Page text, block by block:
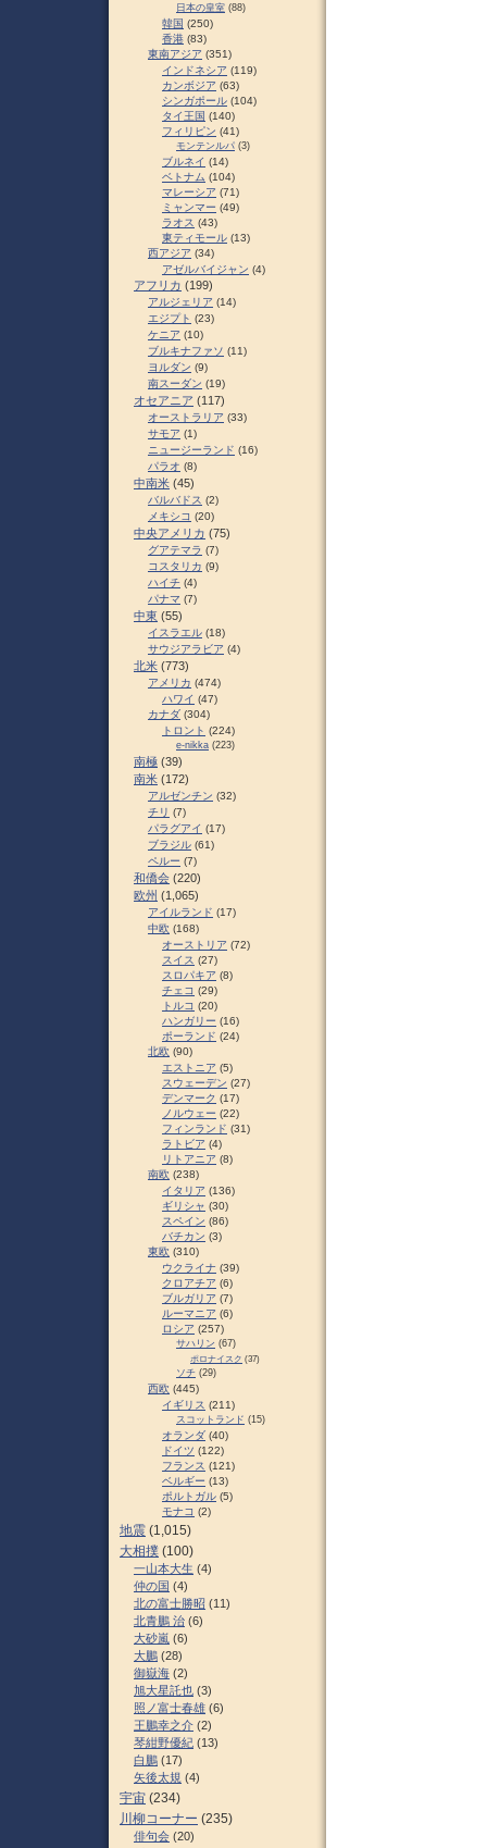
日本の皇室 (88)
韓国 (250)
香港 (83)
東南アジア (351)
インドネシア (119)
カンボジア (63)
シンガポール (104)
タイ王国 (140)
フィリピン (41)
モンテンルパ (3)
ブルネイ (14)
ベトナム (104)
マレーシア (71)
ミャンマー (49)
ラオス (43)
東ティモール (13)
西アジア (34)
アゼルバイジャン (4)
アフリカ (199)
アルジェリア (14)
エジプト (23)
ケニア (10)
ブルキナファソ (11)
ヨルダン (9)
南スーダン (19)
オセアニア (117)
オーストラリア (33)
サモア (1)
ニュージーランド (16)
パラオ (8)
中南米 (45)
バルバドス (2)
メキシコ (20)
中央アメリカ (75)
グアテマラ (7)
コスタリカ (9)
ハイチ (4)
パナマ (7)
中東 (55)
イスラエル (18)
サウジアラビア (4)
北米 (773)
アメリカ (474)
ハワイ (47)
カナダ (304)
トロント (224)
e-nikka (223)
南極 (39)
南米 (172)
アルゼンチン (32)
チリ (7)
パラグアイ (17)
ブラジル (61)
ペルー (7)
和僑会 (220)
欧州 (1,065)
アイルランド (17)
中欧 (168)
オーストリア (72)
スイス (27)
スロパキア (8)
チェコ (29)
トルコ (20)
ハンガリー (16)
ポーランド (24)
北欧 (90)
エストニア (5)
スウェーデン (27)
デンマーク (17)
ノルウェー (22)
フィンランド (31)
ラトビア (4)
リトアニア (8)
南欧 (238)
イタリア (136)
ギリシャ (30)
スペイン (86)
バチカン (3)
東欧 (310)
ウクライナ (39)
クロアチア (6)
ブルガリア (7)
ルーマニア (6)
ロシア (257)
サハリン (67)
ポロナイスク (37)
ソチ (29)
西欧 (445)
イギリス (211)
スコットランド (15)
オランダ (40)
ドイツ (122)
フランス (121)
ベルギー (13)
ポルトガル (5)
モナコ (2)
地震 (1,015)
大相撲 (100)
一山本大生 (4)
仲の国 (4)
北の富士勝昭 (11)
北青鵬 治 (6)
大砂嵐 (6)
大鵬 (28)
御嶽海 (2)
旭大星託也 (3)
照ノ富士春雄 (6)
王鵬幸之介 (2)
琴紺野優紀 (13)
白鵬 (17)
矢後太規 (4)
宇宙 (234)
川柳コーナー (235)
俳句会 (20)